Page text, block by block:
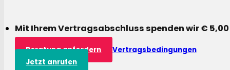
Mit Ihrem Vertragsabschluss spenden wir €
Beratung anfordern
Vertragsbedingungen
Jetzt anrufen